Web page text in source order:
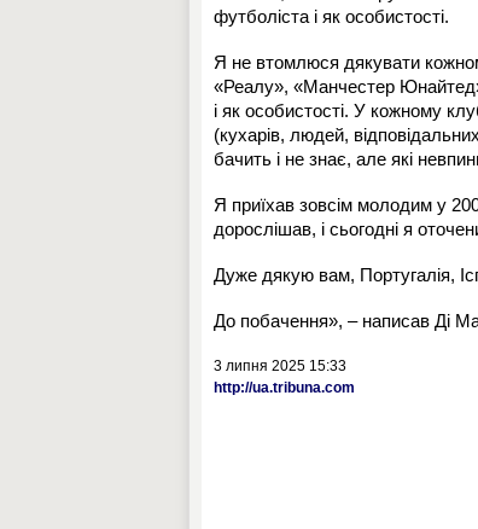
футболіста і як особистості.
Я не втомлюся дякувати
«Реалу», «Манчестер
і як особистості. У кожному
(кухарів, людей, відповідальних
бачить і не знає, але які
Я приїхав зовсім молодим у
дорослішав, і сьогодні я
Дуже дякую вам, Португалія,
До побачення», – написав Ді
3 липня 2025 15:33
http://ua.tribuna.com